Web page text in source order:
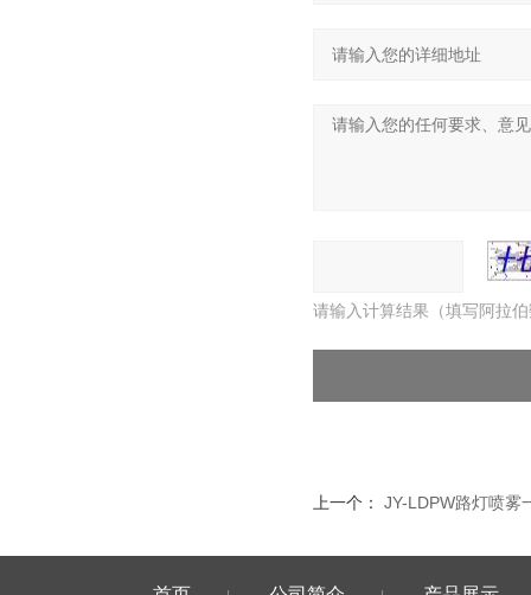
请输入计算结果（填写阿拉
上一个： JY-LDPW路灯喷雾